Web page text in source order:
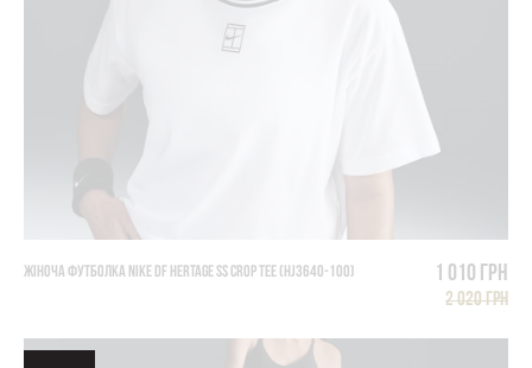
ЖІНОЧА ФУТБОЛКА NIKE DF HERTAGE SS CROP TEE (HJ3640-100) 1 010 грн
2 020 грн